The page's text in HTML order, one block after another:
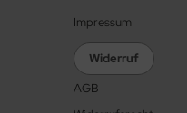
Impressum
Widerruf
AGB